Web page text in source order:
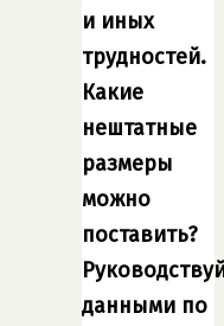
и иных
трудностей.
Какие
нештатные
размеры
можно
поставить?
данными по